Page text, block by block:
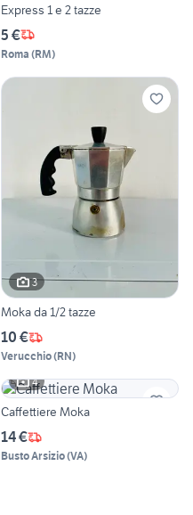
Express 1 e 2 tazze
5 €
Roma (RM)
3
Moka da 1/2 tazze
10 €
Verucchio(RN)
4
Caffettiere Moka
14 €
Busto Arsizio(VA)